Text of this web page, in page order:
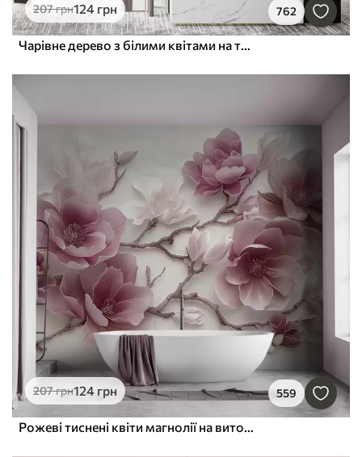
207грн124 грн 762
Чарівне дерево з білими квітами на тлі хмар в цікавому стилі в ніжних теплих тонах
207грн124 грн 559
Рожеві тиснені квіти магнолії на витонченій гілці